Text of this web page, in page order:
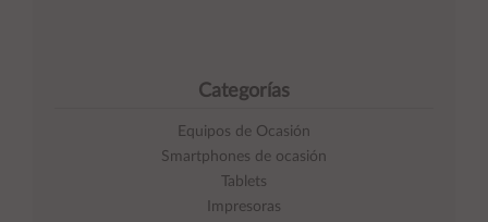
Categorías
Equipos de Ocasión
Smartphones de ocasión
Tablets
Impresoras